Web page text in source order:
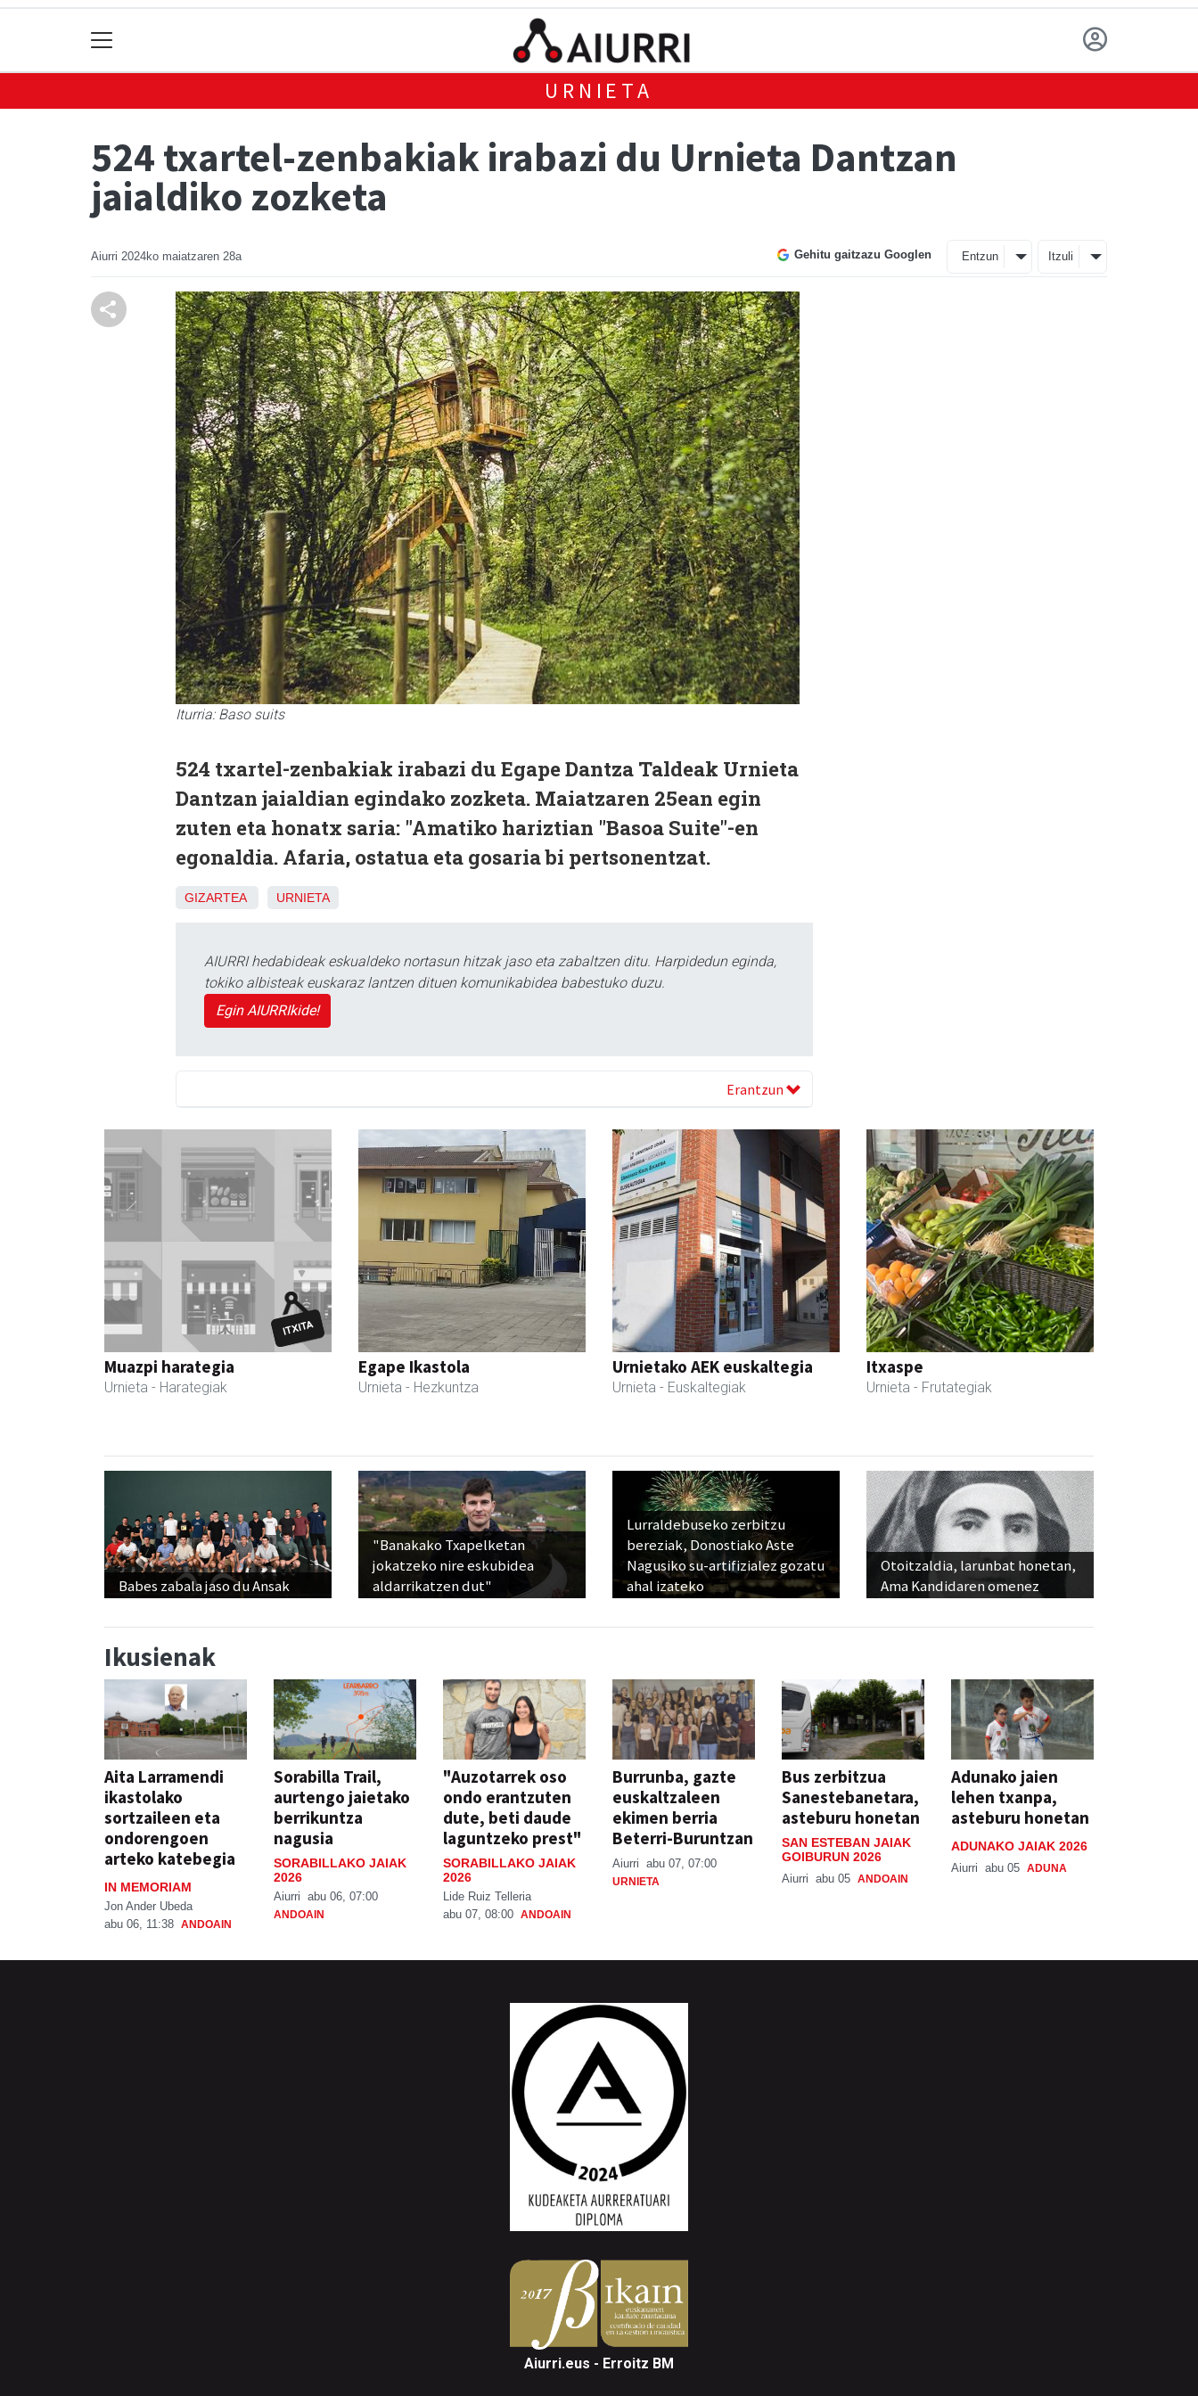
URNIETA
524 txartel-zenbakiak irabazi du Urnieta Dantzan
jaialdiko zozketa
Aiurri 2024ko maiatzaren 28a Gehitu gaitzazu Googlen Entzun Itzuli
Iturria: Baso suits
524 txartel-zenbakiak irabazi du Egape Dantza Taldeak Urnieta
Dantzan jaialdian egindako zozketa. Maiatzaren 25ean egin
zuten eta honatx saria: "Amatiko hariztian "Basoa Suite"-en
egonaldia. Afaria, ostatua eta gosaria bi pertsonentzat.
GIZARTEA URNIETA
AIURRI hedabideak eskualdeko nortasun hitzak jaso eta zabaltzen ditu. Harpidedun eginda,
tokiko albisteak euskaraz lantzen dituen komunikabidea babestuko duzu.
Egin AIURRIkide!
Erantzun
Muazpi harategia
Urnieta - Harategiak
Egape Ikastola
Urnieta - Hezkuntza
Urnietako AEK euskaltegia
Urnieta - Euskaltegiak
Itxaspe
Urnieta - Frutategiak
Babes zabala jaso du Ansak
"Banakako Txapelketan
jokatzeko nire eskubidea
aldarrikatzen dut"
Lurraldebuseko zerbitzu
bereziak, Donostiako Aste
Nagusiko su-artifizialez gozatu
ahal izateko
Otoitzaldia, larunbat honetan,
Ama Kandidaren omenez
Ikusienak
Aita Larramendi
ikastolako
sortzaileen eta
ondorengoen
arteko katebegia
IN MEMORIAM
Jon Ander Ubeda
abu 06, 11:38 ANDOAIN
Sorabilla Trail,
aurtengo jaietako
berrikuntza
nagusia
SORABILLAKO JAIAK
2026
Aiurri abu 06, 07:00
ANDOAIN
"Auzotarrek oso
ondo erantzuten
dute, beti daude
laguntzeko prest"
SORABILLAKO JAIAK
2026
Lide Ruiz Telleria
abu 07, 08:00 ANDOAIN
Burrunba, gazte
euskaltzaleen
ekimen berria
Beterri-Buruntzan
Aiurri abu 07, 07:00
URNIETA
Bus zerbitzua
Sanestebanetara,
asteburu honetan
SAN ESTEBAN JAIAK
GOIBURUN 2026
Aiurri abu 05 ANDOAIN
Adunako jaien
lehen txanpa,
asteburu honetan
ADUNAKO JAIAK 2026
Aiurri abu 05 ADUNA
Aiurri.eus - Erroitz BM